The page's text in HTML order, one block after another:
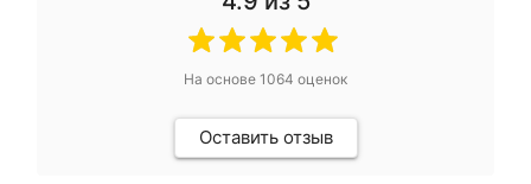
На основе 1064 оценок
Оставить отзыв